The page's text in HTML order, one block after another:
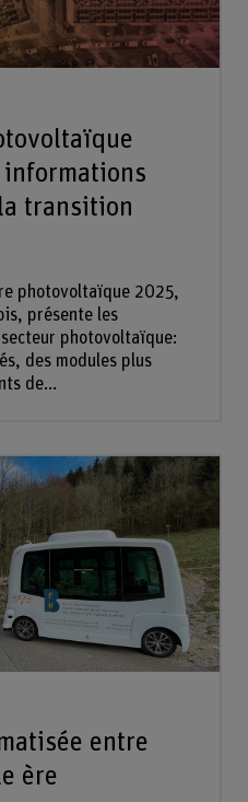
transition
photovoltaïque 2025,
présente les
photovoltaïque:
des modules plus
de...
entre
ère